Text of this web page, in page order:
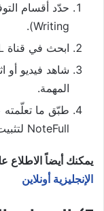
Writing).
ابحث في قناة E2 TOEFL عن Playlist خاصة بكل قسم.
شاهد فيديو أو
المهمة.
NoteFull لتثبيت الاستراتيجيات.
يمكنك أيضاً الاطلاع
الإنجليزية أونلاين